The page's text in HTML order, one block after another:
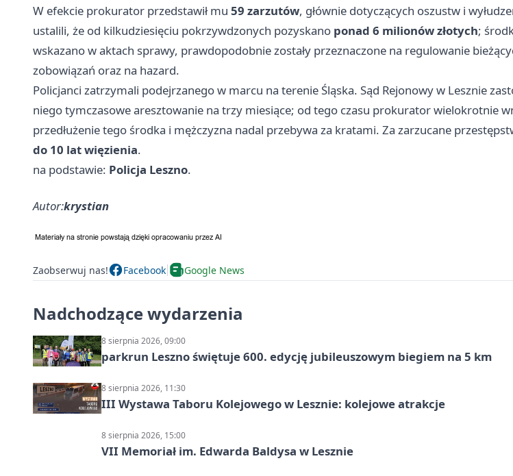
W efekcie prokurator przedstawił mu 59 zarzutów, głównie dotyczących oszustw i
ustalili, że od kilkudziesięciu pokrzywdzonych pozyskano ponad 6 milionów złotych;
wskazano w aktach sprawy, prawdopodobnie zostały przeznaczone na regulowanie
zobowiązań oraz na hazard.
Policjanci zatrzymali podejrzanego w marcu na terenie Śląska. Sąd Rejonowy w Lesznie
niego tymczasowe aresztowanie na trzy miesiące; od tego czasu prokurator wielokrotnie
przedłużenie tego środka i mężczyzna nadal przebywa za kratami. Za zarzucane
do 10 lat więzienia.
na podstawie: Policja Leszno.
Autor:krystian
Zaobserwuj nas! Facebook Google News
Nadchodzące wydarzenia
8 sierpnia 2026, 09:00
parkrun Leszno świętuje 600. edycję jubileuszowym biegiem na 5 km
8 sierpnia 2026, 11:30
III Wystawa Taboru Kolejowego w Lesznie: kolejowe atrakcje
8 sierpnia 2026, 15:00
VII Memoriał im. Edwarda Baldysa w Lesznie